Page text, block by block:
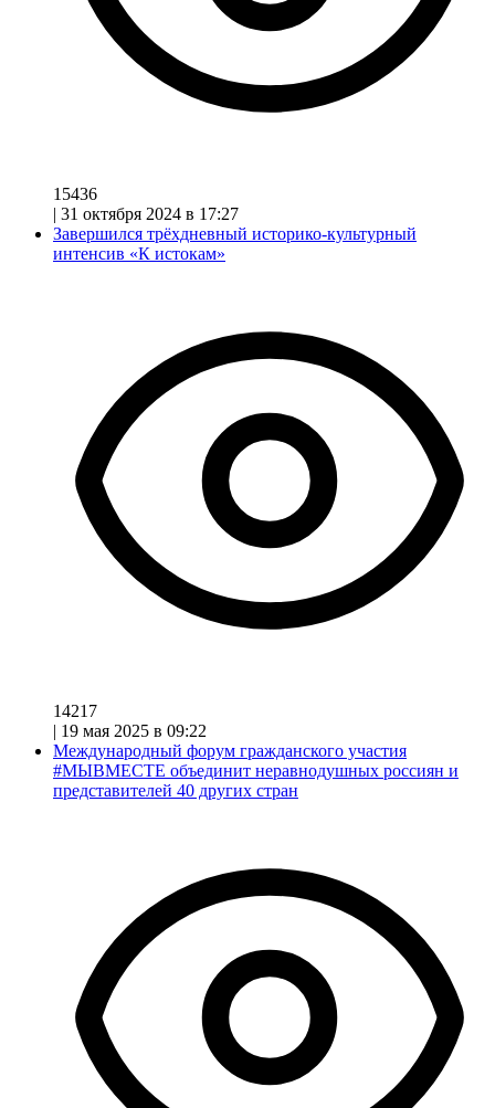
15436
| 31 октября 2024 в 17:27
Завершился трёхдневный историко-культурный
интенсив «К истокам»
14217
| 19 мая 2025 в 09:22
Международный форум гражданского участия
#МЫВМЕСТЕ объединит неравнодушных россиян и
представителей 40 других стран